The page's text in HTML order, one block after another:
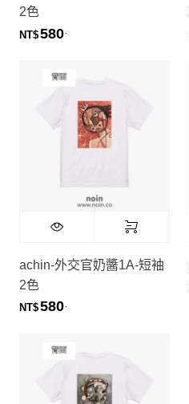
2色
NT$580
achin-外交官奶醬1A-短袖
2色
NT$580